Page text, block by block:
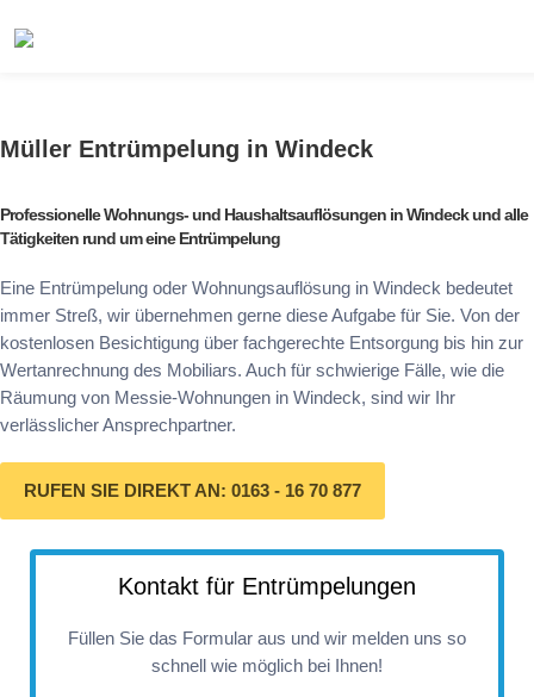
Kontakt für Entrümpelungen
Füllen Sie das Formular aus und wir melden uns so
schnell wie möglich bei Ihnen!
Müller Entrümpelung in Windeck
Professionelle Wohnungs- und Haushaltsauflösungen in Windeck und alle
Tätigkeiten rund um eine Entrümpelung
Eine Entrümpelung oder Wohnungsauflösung in Windeck bedeutet
immer Streß, wir übernehmen gerne diese Aufgabe für Sie. Von der
kostenlosen Besichtigung über fachgerechte Entsorgung bis hin zur
Wertanrechnung des Mobiliars. Auch für schwierige Fälle, wie die
Räumung von Messie-Wohnungen in Windeck, sind wir Ihr
verlässlicher Ansprechpartner.
RUFEN SIE DIREKT AN: 0163 - 16 70 877